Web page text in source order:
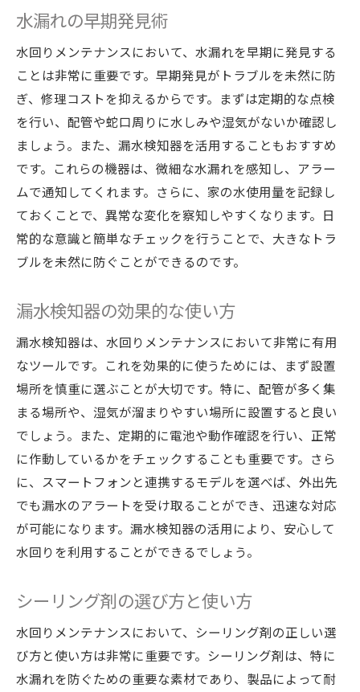
水漏れの早期発見術
水回りメンテナンスにおいて、水漏れを早期に発見する
ことは非常に重要です。早期発見がトラブルを未然に防
ぎ、修理コストを抑えるからです。まずは定期的な点検
を行い、配管や蛇口周りに水しみや湿気がないか確認し
ましょう。また、漏水検知器を活用することもおすすめ
です。これらの機器は、微細な水漏れを感知し、アラー
ムで通知してくれます。さらに、家の水使用量を記録し
ておくことで、異常な変化を察知しやすくなります。日
常的な意識と簡単なチェックを行うことで、大きなトラ
ブルを未然に防ぐことができるのです。
漏水検知器の効果的な使い方
漏水検知器は、水回りメンテナンスにおいて非常に有用
なツールです。これを効果的に使うためには、まず設置
場所を慎重に選ぶことが大切です。特に、配管が多く集
まる場所や、湿気が溜まりやすい場所に設置すると良い
でしょう。また、定期的に電池や動作確認を行い、正常
に作動しているかをチェックすることも重要です。さら
に、スマートフォンと連携するモデルを選べば、外出先
でも漏水のアラートを受け取ることができ、迅速な対応
が可能になります。漏水検知器の活用により、安心して
水回りを利用することができるでしょう。
シーリング剤の選び方と使い方
水回りメンテナンスにおいて、シーリング剤の正しい選
び方と使い方は非常に重要です。シーリング剤は、特に
水漏れを防ぐための重要な素材であり、製品によって耐